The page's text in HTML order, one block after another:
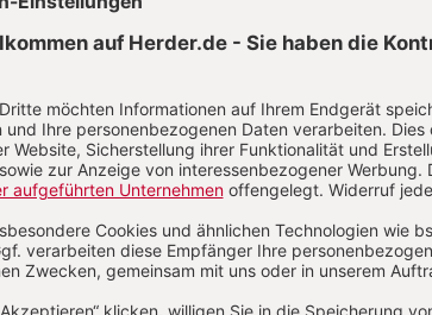
Diesen Artikel jetzt lesen!